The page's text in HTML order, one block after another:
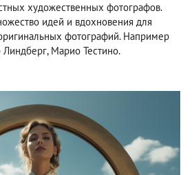
художественных фотографов.
идей и вдохновения для
фотографий. Например
Марио Тестино.